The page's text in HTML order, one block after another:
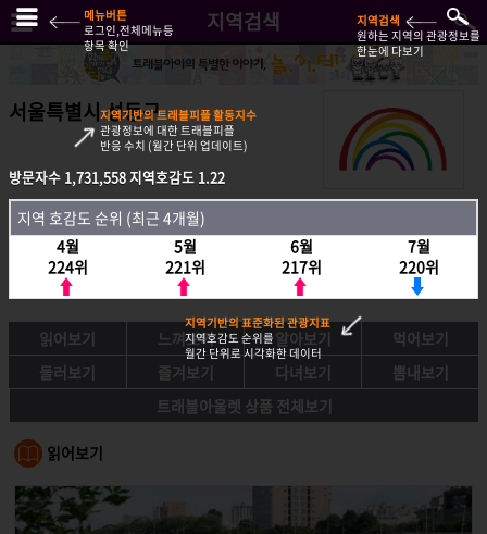
지역검색
서울특별시 성동구
방문자수 1,731,558지역호감도 1.22
지역호감도 순위 (최근 4개월)
4월
224위
5월
221위
6월
217위
7월
220위
읽어보기 느껴보기 알아보기
먹어보기
둘러보기
즐겨보기 다녀보기
뽐내보기
트래블아울렛 상품 전체보기
읽어보기
방문자수 1,731,558지역호감도 1.22
지역 호감도 순위 (최근 4개월)
4월
224위
5월
221위
6월
217위
7월
220위
메뉴버튼
로그인,전체메뉴등
항목 확인
지역검색
원하는 지역의 관광정보를
한눈에 다보기
지역기반의 트래블피플 활동지수
관광정보에 대한 트래블피플
반응 수치 (월간 단위 업데이트)
지역기반의 표준화된 관광지표
지역호감도 순위를
월간 단위로 시각화한 데이터